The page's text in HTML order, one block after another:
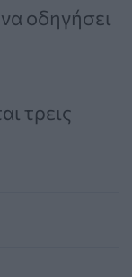
οδηγήσει
τρεις